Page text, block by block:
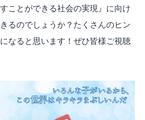
ことができる社会の実現』に向け
るのでしょうか？たくさんのヒン
なると思います！ぜひ皆様ご視聴